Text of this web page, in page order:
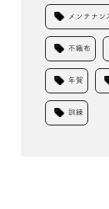
メンテナン
不織布
年賀
訓練